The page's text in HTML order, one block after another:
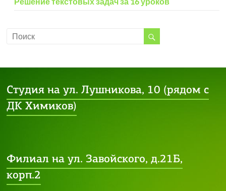
Студия на ул. Лушникова, 10 (рядом с
ДК Химиков)
Филиал на ул. Завойского, д.21Б,
корп.2